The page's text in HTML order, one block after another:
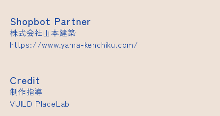
Shopbot Partner
株式会社山本建築
https://www.yama-kenchiku.com/
Credit
制作指導
VUILD PlaceLab